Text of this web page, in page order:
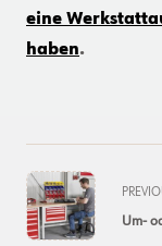
eine
haben.
<span
class="nav-
subtitle
Um-